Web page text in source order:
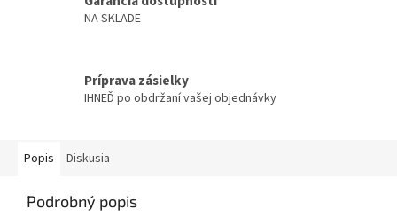
NA SKLADE
Príprava zásielky
IHNEĎ po obdržaní vašej objednávky
Popis Diskusia
Podrobný popis